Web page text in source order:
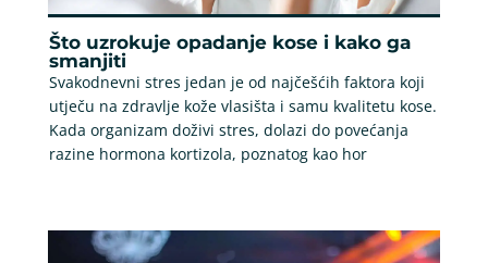
Što uzrokuje opadanje kose i kako ga
smanjiti
Svakodnevni stres jedan je od najčešćih faktora koji
utječu na zdravlje kože vlasišta i samu kvalitetu kose.
Kada organizam doživi stres, dolazi do povećanja
razine hormona kortizola, poznatog kao hor